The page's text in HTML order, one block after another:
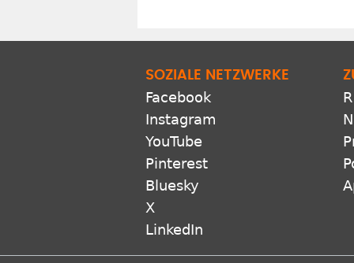
Touristen in
erfahren
SOZIALE NETZWERKE
Facebook
Instagram